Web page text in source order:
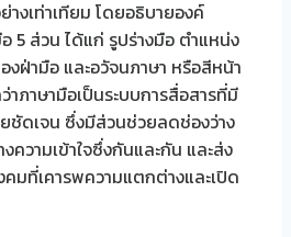
งเท่าเทียม โดยอธิบายองค์
5 ส่วน ได้แก่ รูปร่างมือ ตำแหน่ง
งฝ่ามือ และอวัจนภาษา หรือสีหน้า
าภาษามือเป็นระบบการสื่อสารที่มี
ชัดเจน ซึ่งมีส่วนช่วยลดช่องว่าง
ความเข้าใจซึ่งกันและกัน และส่ง
มที่เคารพความแตกต่างและเปิด